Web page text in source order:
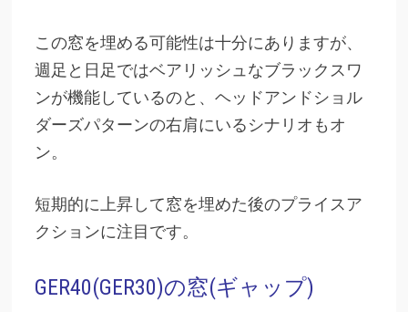
この窓を埋める可能性は十分にありますが、
週足と日足ではベアリッシュなブラックスワ
ンが機能しているのと、ヘッドアンドショル
ダーズパターンの右肩にいるシナリオもオ
ン。
短期的に上昇して窓を埋めた後のプライスア
クションに注目です。
GER40(GER30)の窓(ギャップ)